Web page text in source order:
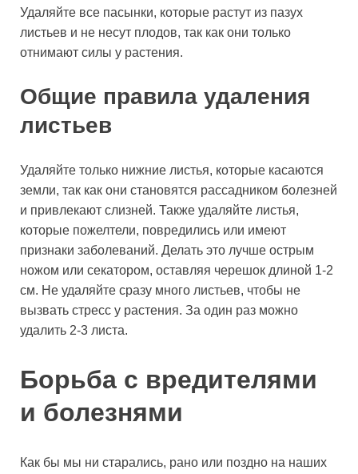
Удаляйте все пасынки, которые растут из пазух
листьев и не несут плодов, так как они только
отнимают силы у растения.
Общие правила удаления
листьев
Удаляйте только нижние листья, которые касаются
земли, так как они становятся рассадником болезней
и привлекают слизней. Также удаляйте листья,
которые пожелтели, повредились или имеют
признаки заболеваний. Делать это лучше острым
ножом или секатором, оставляя черешок длиной 1-2
см. Не удаляйте сразу много листьев, чтобы не
вызвать стресс у растения. За один раз можно
удалить 2-3 листа.
Борьба с вредителями
и болезнями
Как бы мы ни старались, рано или поздно на наших